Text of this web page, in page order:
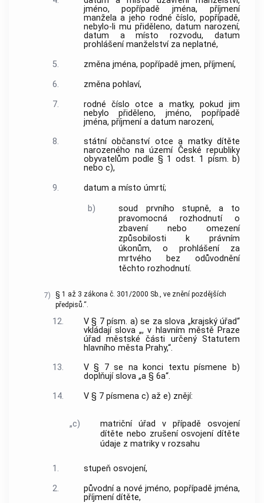
jméno, popřípadě jména, příjmení
manžela a jeho rodné číslo, popřípadě,
nebylo-li mu přiděleno, datum narození,
datum a místo rozvodu, datum
prohlášení manželství za neplatné,
5.
změna jména, popřípadě jmen, příjmení,
6.
změna pohlaví,
7.
rodné číslo otce a matky, pokud jim
nebylo přiděleno, jméno, popřípadě
jména, příjmení a datum narození,
8.
státní občanství otce a matky dítěte
narozeného na území České republiky
obyvatelům podle § 1 odst. 1 písm. b)
nebo c),
9.
datum a místo úmrtí;
b)
soud prvního stupně, a to
pravomocná rozhodnutí o
zbavení nebo omezení
způsobilosti k právním
úkonům, o prohlášení za
mrtvého bez odůvodnění
těchto rozhodnutí.
7)
§ 1 až 3 zákona č. 301/2000 Sb., ve znění pozdějších
předpisů.“.
12.
V § 7 písm. a) se za slova „krajský úřad“
vkládají slova „, v hlavním městě Praze
úřad městské části určený Statutem
hlavního města Prahy,“.
13.
V § 7 se na konci textu písmene b)
doplňují slova „a § 6a“.
14.
V § 7 písmena c) až e) znějí:
„c)
matriční úřad v případě osvojení
dítěte nebo zrušení osvojení dítěte
údaje z matriky v rozsahu
1.
stupeň osvojení,
2.
původní a nové jméno, popřípadě jména,
příjmení dítěte,